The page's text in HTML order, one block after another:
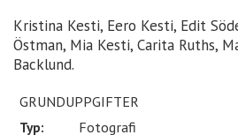
Kristina Kesti, Eero Kesti, Edit
Östman, Mia Kesti, Carita Ruths,
Backlund.
GRUNDUPPGIFTER
Typ:
Fotografi